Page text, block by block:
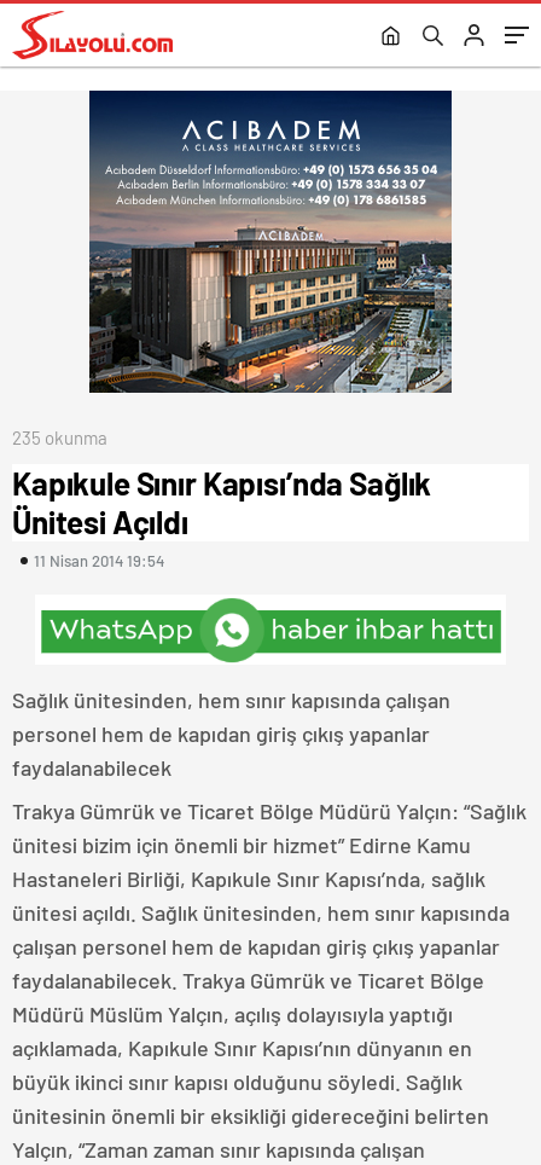
235 okunma
Kapıkule Sınır Kapısı’nda Sağlık
Ünitesi Açıldı
11 Nisan 2014 19:54
Sağlık ünitesinden, hem sınır kapısında çalışan
personel hem de kapıdan giriş çıkış yapanlar
faydalanabilecek
Trakya Gümrük ve Ticaret Bölge Müdürü Yalçın: “Sağlık
ünitesi bizim için önemli bir hizmet” Edirne Kamu
Hastaneleri Birliği, Kapıkule Sınır Kapısı’nda, sağlık
ünitesi açıldı. Sağlık ünitesinden, hem sınır kapısında
çalışan personel hem de kapıdan giriş çıkış yapanlar
faydalanabilecek. Trakya Gümrük ve Ticaret Bölge
Müdürü Müslüm Yalçın, açılış dolayısıyla yaptığı
açıklamada, Kapıkule Sınır Kapısı’nın dünyanın en
büyük ikinci sınır kapısı olduğunu söyledi. Sağlık
ünitesinin önemli bir eksikliği gidereceğini belirten
Yalçın, “Zaman zaman sınır kapısında çalışan